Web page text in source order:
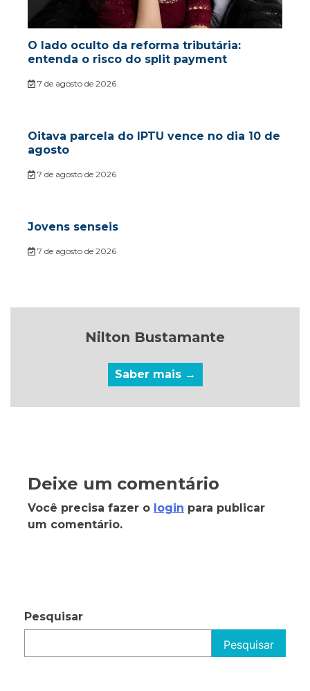
O lado oculto da reforma tributária:
entenda o risco do split payment
7 de agosto de 2026
Oitava parcela do IPTU vence no dia 10 de
agosto
7 de agosto de 2026
Jovens senseis
7 de agosto de 2026
Nilton Bustamante
Saber mais →
Deixe um comentário
Você precisa fazer o login para publicar
um comentário.
Pesquisar
Pesquisar